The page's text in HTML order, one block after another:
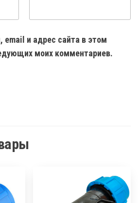
email и адрес сайта в этом
моих комментариев.